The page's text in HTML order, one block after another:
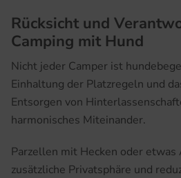
Rücksicht und
Camping mit Hund
Nicht jeder Camper ist
Einhaltung der Platzregeln und
Entsorgen von
harmonisches Miteinander.
Parzellen mit Hecken oder etwas
zusätzliche Privatsphäre und